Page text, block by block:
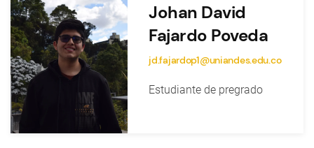
Johan David
Fajardo Poveda
jd.fajardop1@uniandes.edu.co
Estudiante de pregrado